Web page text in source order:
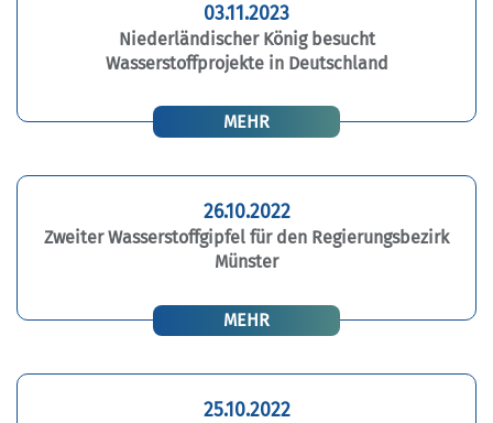
03.11.2023
Niederländischer König besucht
Wasserstoffprojekte in Deutschland
MEHR
26.10.2022
Zweiter Wasserstoffgipfel für den Regierungsbezirk
Münster
MEHR
25.10.2022